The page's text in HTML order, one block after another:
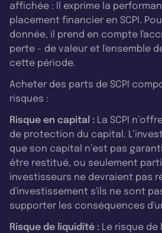
affichée : Il exprime la
placement financier en SCPI.
donnée, il prend en compte
perte - de valeur et l'ensemble
cette période.
Acheter des parts de SCPI
risques :
Risque en capital : La SCPI
de protection du capital.
que son capital n’est pas
être restitué, ou seulement
investisseurs ne devraient pas
d'investissement s'ils ne sont
supporter les conséquences
Risque de liquidité : Le risque